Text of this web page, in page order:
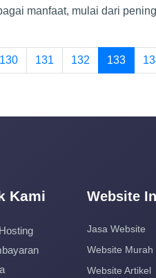
manfaat, mulai dari
130 131 132 133
Kami Website
Jasa Website
Website Murah
Website Artikel